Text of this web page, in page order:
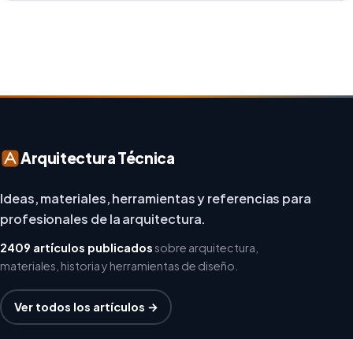
Arquitectura Técnica
Ideas, materiales, herramientas y referencias para
profesionales de la arquitectura.
2409 artículos publicadossobre arquitectura,
materiales, historia y herramientas de diseño.
Ver todos los artículos →